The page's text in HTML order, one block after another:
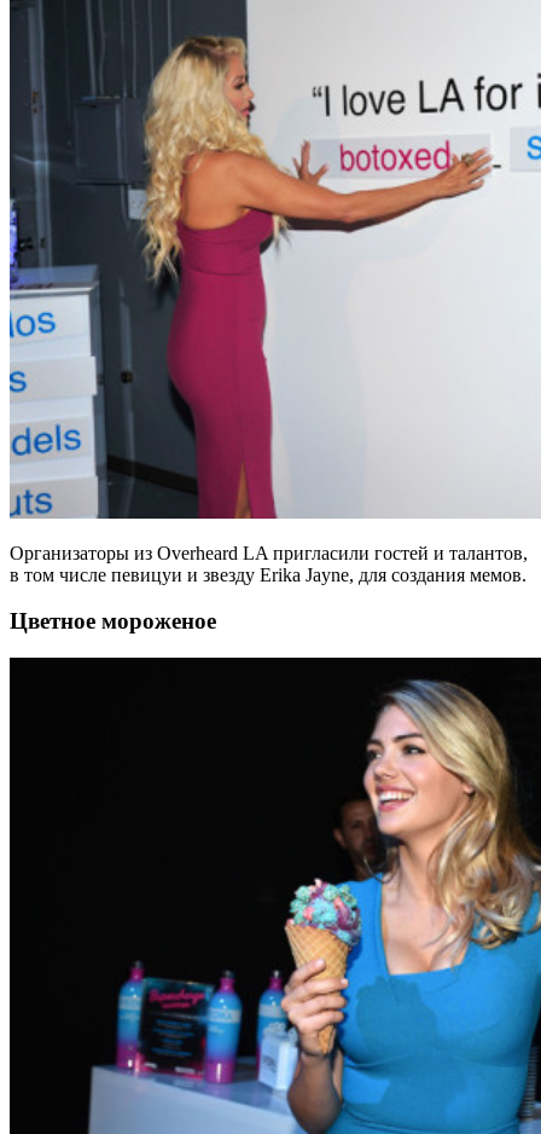
Организаторы из Overheard LA пригласили гостей и талантов,
в том числе певицуи и звезду Erika Jayne, для создания мемов.
Цветное мороженое